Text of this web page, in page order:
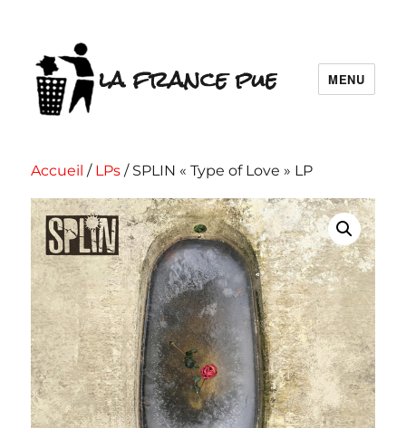
la france pue MENU
Accueil / LPs / SPLIN « Type of Love » LP